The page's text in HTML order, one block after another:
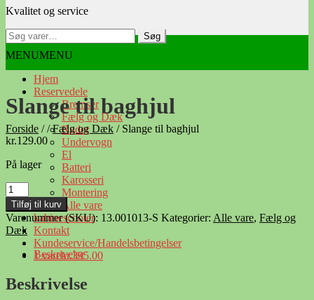
navigation
indhold
Kvalitet og service
Søg
efter:
Søg
MENUMENU
Hjem
Reservedele
Bremser
Fælg og Dæk
Ruder
Undervogn
El
Batteri
Karosseri
Montering
Alle vare
kabinescooter
Kontakt
Kundeservice/Handelsbetingelser
1 varekr.395.00
Forside //Fælg og Dæk / Slange til baghjul
Slange til baghjul
kr.129.00
På lager
Slange
til
baghjul
antal
Tilføj til kurv
Varenummer (SKU): 13.001013-S Kategorier: Alle vare, Fælg og
Dæk
Beskrivelse
Beskrivelse